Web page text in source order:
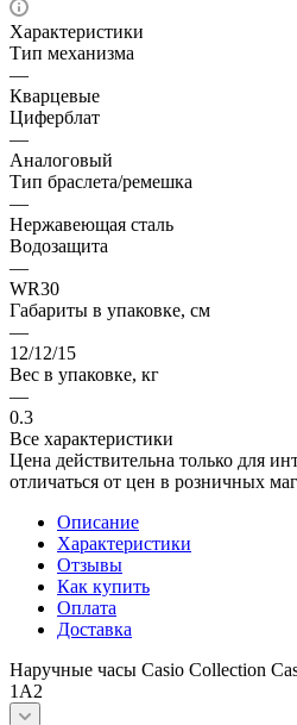
Характеристики
Тип механизма
—
Кварцевые
Циферблат
—
Аналоговый
Тип браслета/ремешка
—
Нержавеющая сталь
Водозащита
—
WR30
Габариты в упаковке, см
—
12/12/15
Вес в упаковке, кг
—
0.3
Все характеристики
Цена действительна только для
отличаться от цен в розничных
Описание
Характеристики
Отзывы
Как купить
Оплата
Доставка
Наручные часы Casio Collection
1A2